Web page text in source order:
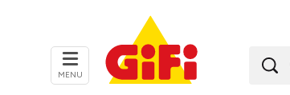
MENU